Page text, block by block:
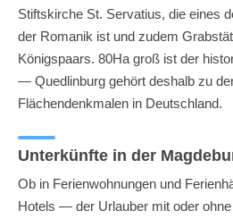
Stiftskirche St. Servatius, die eines
der Romanik ist und zudem
Königspaars. 80Ha groß ist der
— Quedlinburg gehört deshalb zu
Flächendenkmalen in Deutschland.
Unterkünfte in der
Ob in Ferienwohnungen und
Hotels — der Urlauber mit oder